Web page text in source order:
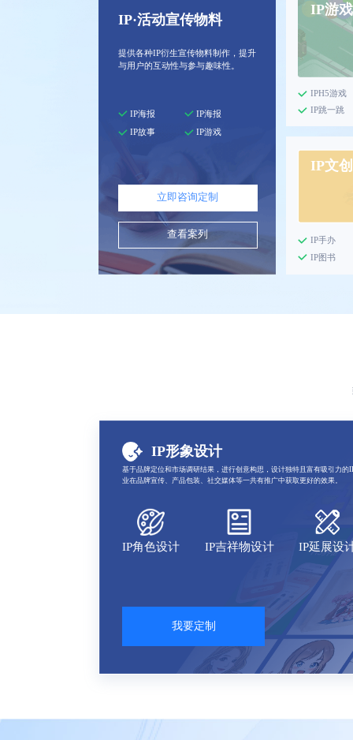
IP·活动宣传物料
提供各种IP衍生宣传物料制作，提升
与用户的互动性与参与趣味性。
IP海报
IP海报
IP故事
IP游戏
立即咨询定制
查看案列
IP游戏
IPH5游戏
IP跳一跳
IP文创
IP手办
IP图书
IP形象设计
基于品牌定位和市场调研结果，进行创意构思，设计独特且富有吸引力的
业在品牌宣传、产品包装、社交媒体等一共有推广中获取更好的效果。
IP角色设计 IP吉祥物设计 IP延展设
我要定制